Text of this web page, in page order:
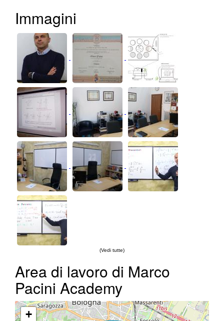
Immagini
(Vedi tutte)
Area di lavoro di Marco
Pacini Academy
+